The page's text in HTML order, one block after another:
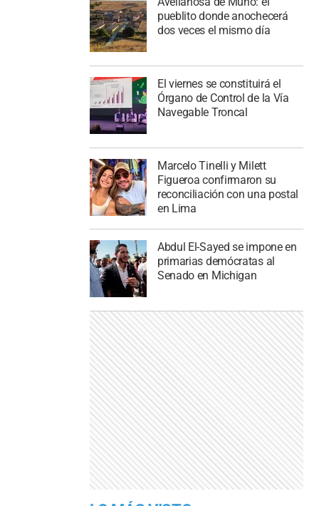
pueblito donde anochecerá
dos veces el mismo día
El viernes se constituirá el
Órgano de Control de la Vía
Navegable Troncal
Marcelo Tinelli y Milett
Figueroa confirmaron su
reconciliación con una postal
en Lima
Abdul El-Sayed se impone en
primarias demócratas al
Senado en Michigan